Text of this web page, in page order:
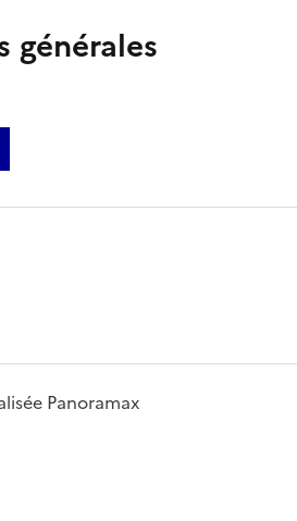
générales
Panoramax